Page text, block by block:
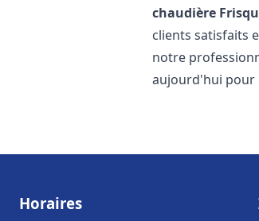
chaudière
clients satisfaits
notre
aujourd'hui pour
Horaires